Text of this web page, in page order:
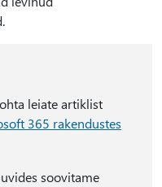
leiate artiklist
365 rakendustes
soovitame